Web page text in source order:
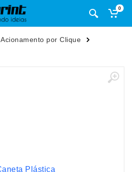
0
Acionamento por Clique